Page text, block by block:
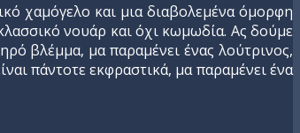
χαμόγελο και μια διαβολεμένα όμορφη
νουάρ και όχι κωμωδία. Ας δούμε
βλέμμα, μα παραμένει ένας λούτρινος,
πάντοτε εκφραστικά, μα παραμένει ένα